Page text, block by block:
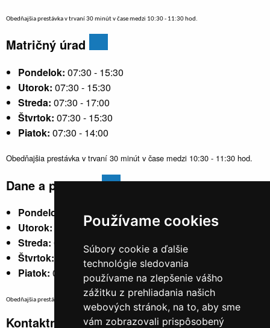
Používame cookies
Súbory cookie a ďalšie
technológie sledovania
používame na zlepšenie vášho
zážitku z prehliadania našich
webových stránok, na to, aby sme
vám zobrazovali prispôsobený
Obedňajšia prestávka v trvaní 30 minút v čase medzi 10:30 - 11:30 hod.
Matričný úrad
Pondelok: 07:30 - 15:30
Utorok: 07:30 - 15:30
Streda: 07:30 - 17:00
Štvrtok: 07:30 - 15:30
Piatok: 07:30 - 14:00
Obedňajšia prestávka v trvaní 30 minút v čase medzi 10:30 - 11:30 hod.
Dane a poplatky
Pondelok:
07:30 - 15:30
Utorok:
nestránkový
Streda: 07:30 - 17:00
Štvrtok:
nestránkový
Piatok: 07:30 - 14:00
Obedňajšia prestávka v trvaní 30 minút v čase medzi 10:30 - 11:30 hod.
Kontaktné údaje